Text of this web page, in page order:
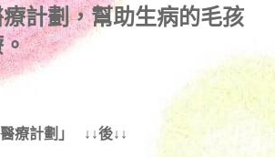
計劃，幫助生病的毛孩
療計劃」 ↓↓後↓↓